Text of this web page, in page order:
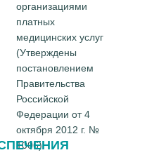
организациями
платных
медицинских услуг
(Утверждены
постановлением
Правительства
Российской
Федерации от 4
октября 2012 г. №
1006)